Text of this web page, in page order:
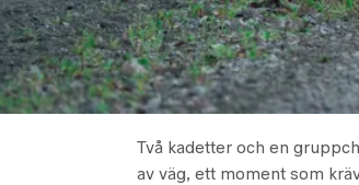
Två kadetter och en
av väg, ett moment som